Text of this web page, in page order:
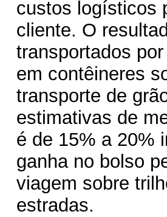
custos logísticos
cliente. O
transportados
em contêineres
transporte de
estimativas de
é de 15% a 20%
ganha no bolso
viagem sobre
estradas.